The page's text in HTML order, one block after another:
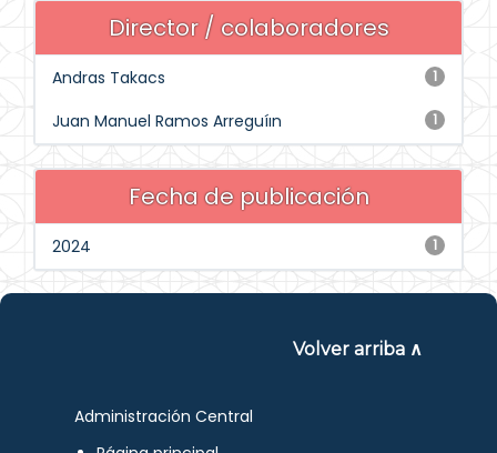
Director / colaboradores
1
Andras Takacs
1
Juan Manuel Ramos Arreguíın
Fecha de publicación
1
2024
Volver arriba ∧
Administración Central